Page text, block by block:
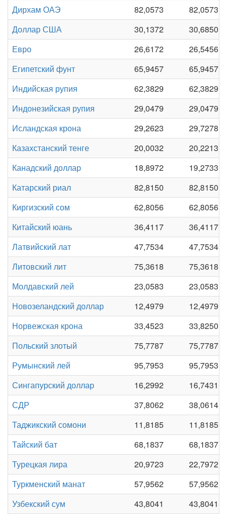
Дирхам ОАЭ
82,0573
82,0573
Доллар США
30,1372
30,6850
Евро
26,6172
26,5456
Египетский фунт
65,9457
65,9457
Индийская рупия
62,3829
62,3829
Индонезийская рупия
29,0479
29,0479
Исландская крона
29,2623
29,7278
Казахстанский тенге
20,0032
20,2213
Канадский доллар
18,8972
19,2733
Катарский риал
82,8150
82,8150
Киргизский сом
62,8056
62,8056
Китайский юань
36,4117
36,4117
Латвийский лат
47,7534
47,7534
Литовский лит
75,3618
75,3618
Молдавский лей
23,0583
23,0583
Новозеландский доллар
12,4979
12,4979
Норвежская крона
33,4523
33,8250
Польский злотый
75,7787
75,7787
Румынский лей
95,7953
95,7953
Сингапурский доллар
16,2992
16,7431
СДР
37,8062
38,0614
Таджикский сомони
11,8185
11,8185
Тайский бат
68,1837
68,1837
Турецкая лира
20,9723
22,7972
Туркменский манат
57,9562
57,9562
Узбекский сум
43,8041
43,8041